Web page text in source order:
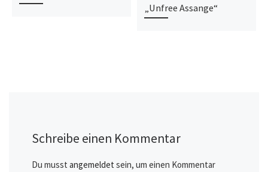
„Unfree Assange“
Schreibe einen Kommentar
Du musst angemeldet sein, um einen Kommentar